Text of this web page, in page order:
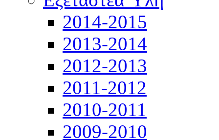
2014-2015
2013-2014
2012-2013
2011-2012
2010-2011
2009-2010